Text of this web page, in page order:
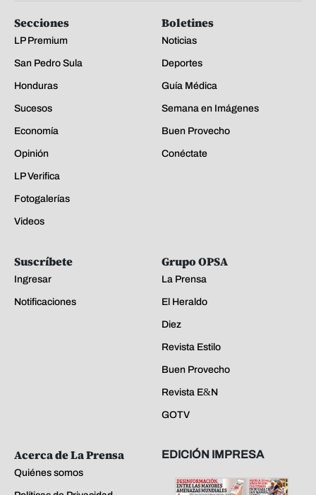
Secciones
LP Premium
San Pedro Sula
Honduras
Sucesos
Economía
Opinión
LP Verifica
Fotogalerías
Videos
Boletines
Noticias
Deportes
Guía Médica
Semana en Imágenes
Buen Provecho
Conéctate
Suscríbete
Ingresar
Notificaciones
Grupo OPSA
La Prensa
El Heraldo
Diez
Revista Estilo
Buen Provecho
Revista E&N
GOTV
Acerca de La Prensa
Quiénes somos
EDICIÓN IMPRESA